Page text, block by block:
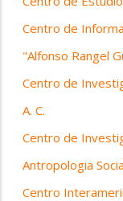
Centro de
"Alfonso Rangel
Centro de
A. C.
Centro de
Antropologia
Centro